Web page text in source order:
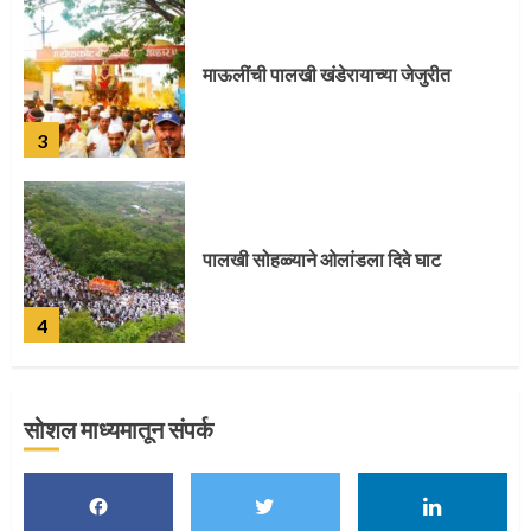
4
पालखी सोहळ्याने ओलांडला दिवे घाट
5
पुणेकरांकडून पालख्यांचे उत्साही स्वागत
मुख्यमंत्र्यांच्या हस्ते विठ्ठलाची महापूजा
सोशल माध्यमातून संपर्क